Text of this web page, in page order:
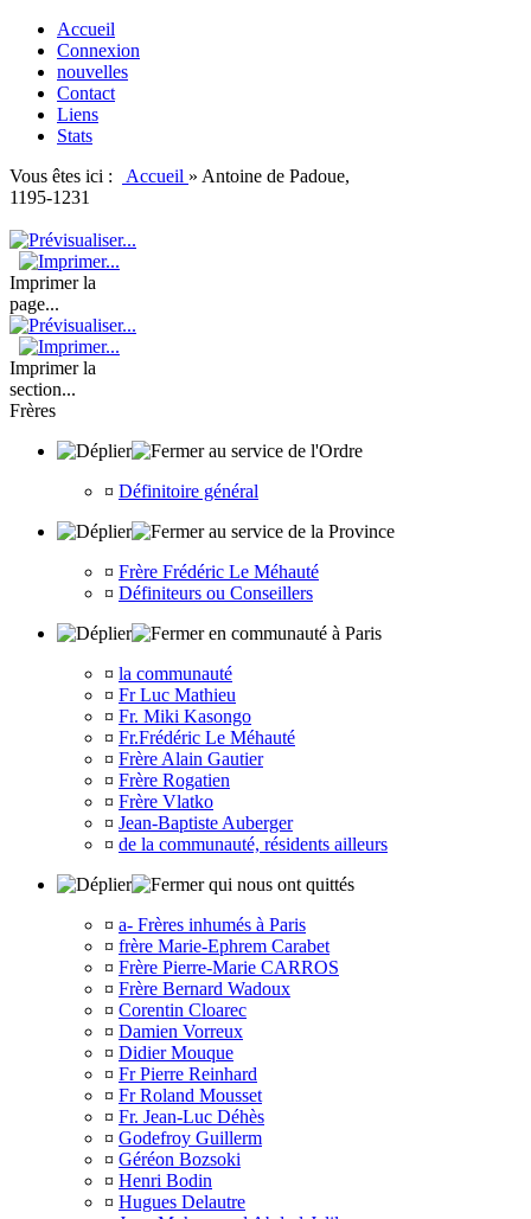
Accueil
Connexion
nouvelles
Contact
Liens
Stats
Vous êtes ici :
Accueil » Antoine de Padoue,
1195-1231
Imprimer la
page...
Imprimer la
section...
Frères
au service de l'Ordre
¤ Définitoire général
au service de la Province
¤ Frère Frédéric Le Méhauté
¤ Définiteurs ou Conseillers
en communauté à Paris
¤ la communauté
¤ Fr Luc Mathieu
¤ Fr. Miki Kasongo
¤ Fr.Frédéric Le Méhauté
¤ Frère Alain Gautier
¤ Frère Rogatien
¤ Frère Vlatko
¤ Jean-Baptiste Auberger
¤ de la communauté, résidents ailleurs
qui nous ont quittés
¤ a- Frères inhumés à Paris
¤ frère Marie-Ephrem Carabet
¤ Frère Pierre-Marie CARROS
¤ Frère Bernard Wadoux
¤ Corentin Cloarec
¤ Damien Vorreux
¤ Didier Mouque
¤ Fr Pierre Reinhard
¤ Fr Roland Mousset
¤ Fr. Jean-Luc Déhès
¤ Godefroy Guillerm
¤ Géréon Bozsoki
¤ Henri Bodin
¤ Hugues Delautre